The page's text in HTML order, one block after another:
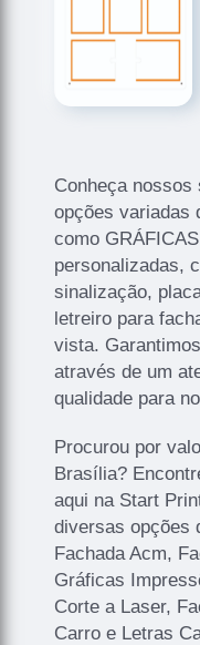
Conheça
opções variadas
como
personalizadas,
sinalização,
letreiro para
vista.
através de um
qualidade para
Procurou por
Brasília?
aqui na Start
diversas opções
Fachada Acm,
Gráficas
Corte a Laser,
Carro e Letras